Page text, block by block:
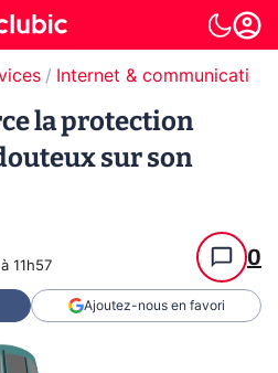
Internet & communication
la protection
sur son
11h57 0
Ajoutez-nous en favori